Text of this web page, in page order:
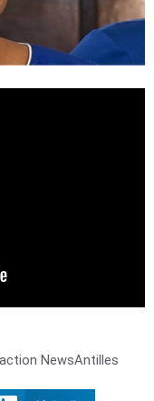
NewsAntilles